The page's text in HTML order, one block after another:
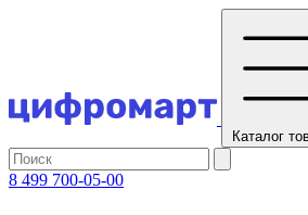
Каталог
8 499 700-05-00